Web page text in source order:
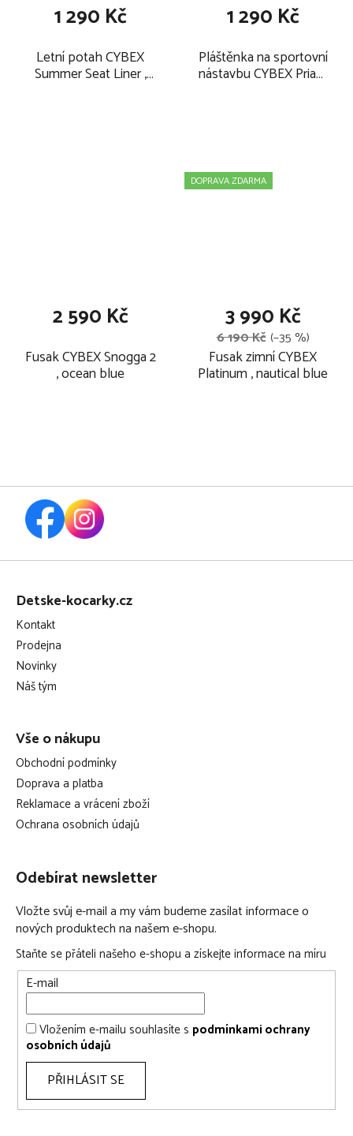
Letní potah CYBEX
Summer Seat Liner ,
1 290 Kč
Pláštěnka na sportovní
nástavbu CYBEX Priam
1 290 Kč
Fusak CYBEX Snogga 2
, ocean blue
2 590 Kč
DOPRAVA ZDARMA
Fusak zimní CYBEX
Platinum , nautical blue
3 990 Kč
6 190 Kč (–35 %)
Z
Detske-kocarky.cz
Kontakt
Prodejna
Novinky
Náš tým
Vše o nákupu
Obchodní podmínky
Doprava a platba
Reklamace a vrácení zboží
Ochrana osobních údajů
Odebírat newsletter
Vložte svůj e-mail a my vám budeme zasílat informace o
nových produktech na našem e-shopu.
Staňte se přáteli našeho e-shopu a získejte informace na míru
E-mail
Vložením e-mailu souhlasíte s podmínkami ochrany
osobních údajů
PŘIHLÁSIT SE